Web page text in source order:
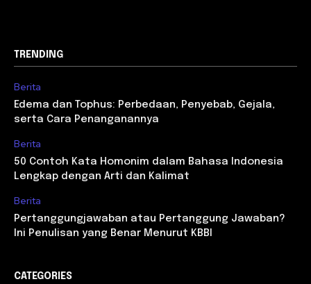
TRENDING
Berita
Edema dan Tophus: Perbedaan, Penyebab, Gejala,
serta Cara Penanganannya
Berita
50 Contoh Kata Homonim dalam Bahasa Indonesia
Lengkap dengan Arti dan Kalimat
Berita
Pertanggungjawaban atau Pertanggung Jawaban?
Ini Penulisan yang Benar Menurut KBBI
CATEGORIES